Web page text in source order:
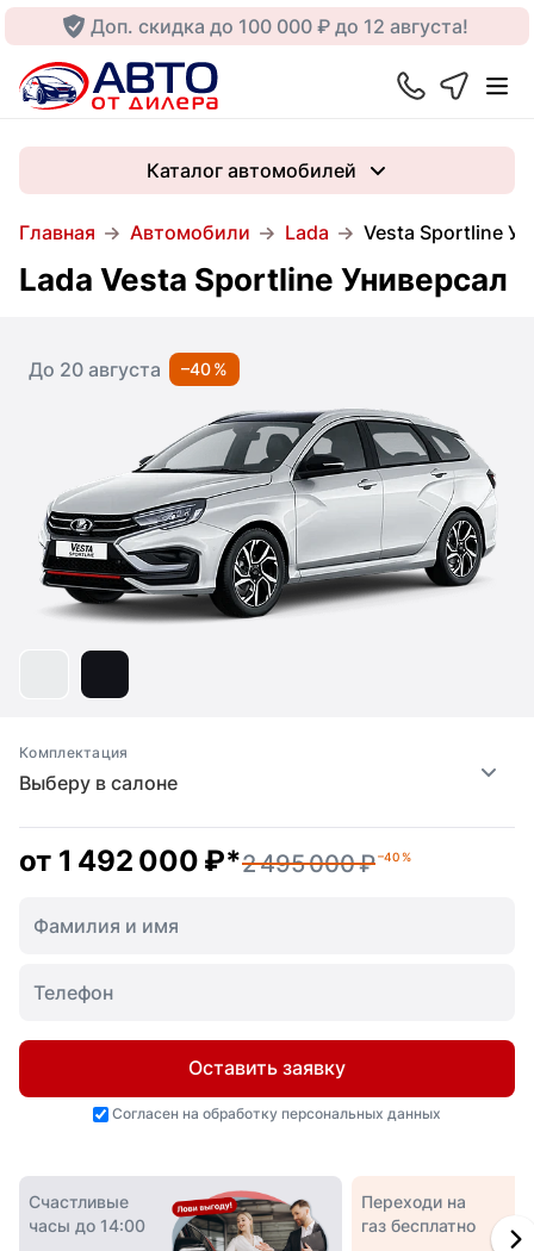
Доп. скидка до 100 000 ₽ до 12 августа!
Главная Автомобили Lada Vesta Sportline
Каталог автомобилей
Lada Vesta Sportline Универсал
До 20 августа –40 %
Выберу в салоне
Комплектация
от 1 492 000 ₽*2 495 000 ₽–40 %
Оставить заявку
Согласен на обработку персональных данных
Счастливые
часы до 14:00
Переходи на
газ бесплатно